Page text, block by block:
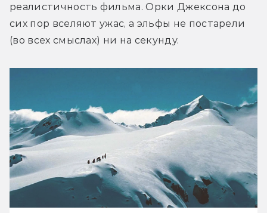
реалистичность фильма. Орки Джексона до
сих пор вселяют ужас, а эльфы не постарели
(во всех смыслах) ни на секунду.